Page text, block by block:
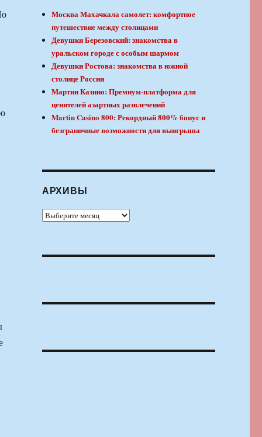
Москва Махачкала самолет: комфортное
путешествие между столицами
Девушки Березовский: знакомства в
уральском городе с особым шармом
Девушки Ростова: знакомства в южной
столице России
Мартин Казино: Премиум-платформа для
ценителей азартных развлечений
Martin Casino 800: Рекордный 800% бонус и
безграничные возможности для выигрыша
АРХИВЫ
Архивы